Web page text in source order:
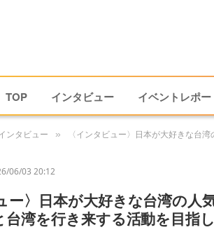
TOP インタビュー イベントレポー
ンタビュー » 〈インタビュー〉日本が大好きな台
06/03 20:12
ー〉日本が大好きな台湾の人
台湾を行き来する活動を目指